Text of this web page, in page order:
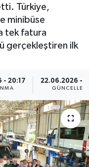
Türkiye,
minibüse
tek fatura
gerçekleştiren ilk
- 20:17 22.06.2026 -